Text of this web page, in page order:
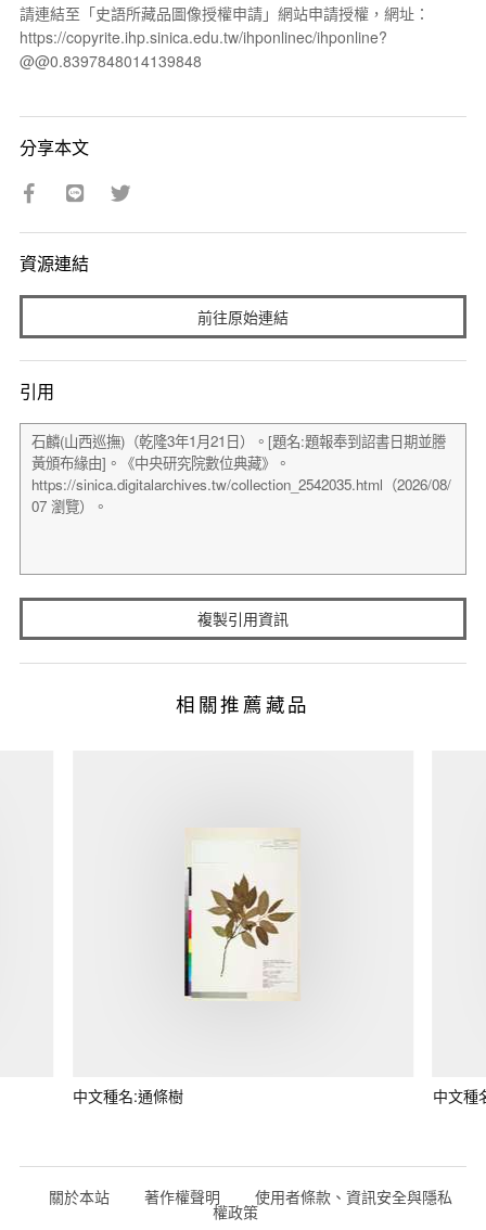
請連結至「史語所藏品圖像授權申請」網站申請授權，網址：
https://copyrite.ihp.sinica.edu.tw/ihponlinec/ihponline?
@@0.8397848014139848
分享本文
資源連結
前往原始連結
引用
複製引用資訊
相關推薦藏品
中文種名:通條樹 中文種
關於本站 著作權聲明 使用者條款、資訊安全與隱私
權政策